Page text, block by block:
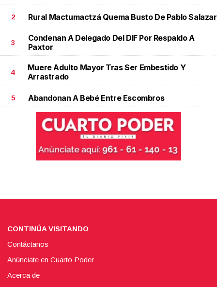
2 Rural Mactumactzá Quema Busto De Pablo Salazar
3
Condenan A Delegado Del DIF Por Respaldo A
Paxtor
4
Muere Adulto Mayor Tras Ser Embestido Y
Arrastrado
5 Abandonan A Bebé Entre Escombros
CONTINÚA VISITANDO
Contáctanos
Anúnciate en Cuarto Poder
Acerca de